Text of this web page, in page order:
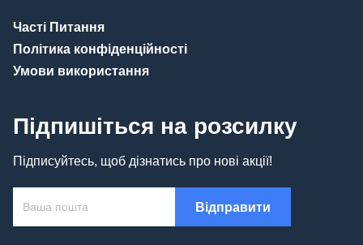
Часті Питання
Політика конфіденційності
Умови використання
Підпишіться на розсилку
Підписуйтесь, щоб дізнатись про нові акції!